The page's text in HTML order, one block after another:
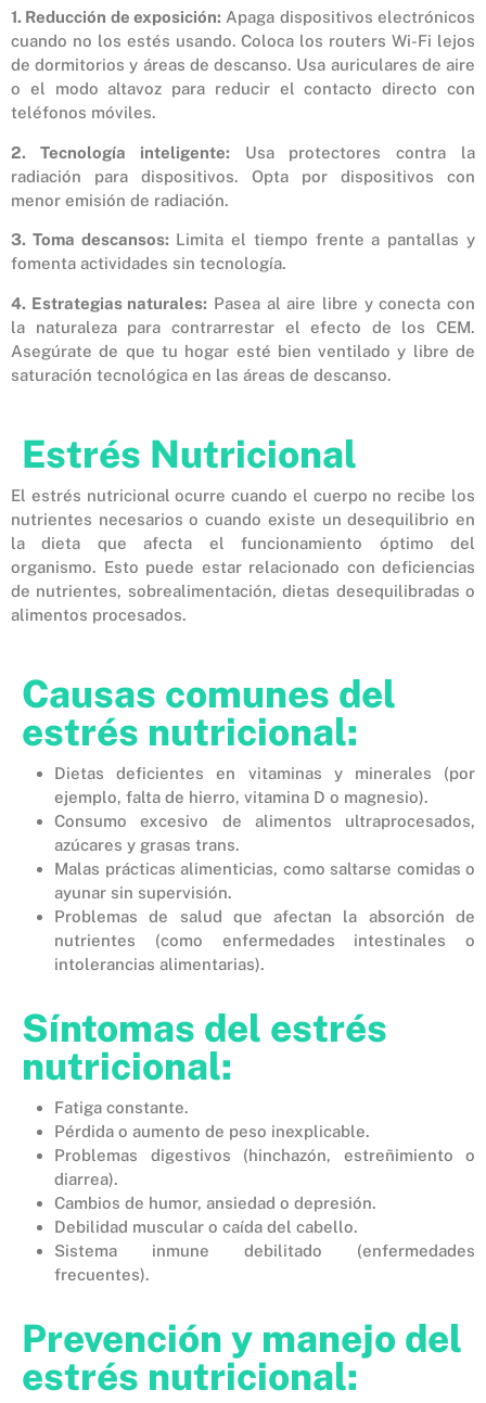
1. Reducción de exposición: Apaga dispositivos electrónicos
cuando no los estés usando. Coloca los routers Wi-Fi lejos
de dormitorios y áreas de descanso. Usa auriculares de aire
o el modo altavoz para reducir el contacto directo con
teléfonos móviles.
2. Tecnología inteligente: Usa protectores contra la
radiación para dispositivos. Opta por dispositivos con
menor emisión de radiación.
3. Toma descansos: Limita el tiempo frente a pantallas y
fomenta actividades sin tecnología.
4. Estrategias naturales: Pasea al aire libre y conecta con
la naturaleza para contrarrestar el efecto de los CEM.
Asegúrate de que tu hogar esté bien ventilado y libre de
saturación tecnológica en las áreas de descanso.
Estrés Nutricional
El estrés nutricional ocurre cuando el cuerpo no recibe los
nutrientes necesarios o cuando existe un desequilibrio en
la dieta que afecta el funcionamiento óptimo del
organismo. Esto puede estar relacionado con deficiencias
de nutrientes, sobrealimentación, dietas desequilibradas o
alimentos procesados.
Causas comunes del
estrés nutricional:
Dietas deficientes en vitaminas y minerales (por
ejemplo, falta de hierro, vitamina D o magnesio).
Consumo excesivo de alimentos ultraprocesados,
azúcares y grasas trans.
Malas prácticas alimenticias, como saltarse comidas o
ayunar sin supervisión.
Problemas de salud que afectan la absorción de
nutrientes (como enfermedades intestinales o
intolerancias alimentarias).
Síntomas del estrés
nutricional:
Fatiga constante.
Pérdida o aumento de peso inexplicable.
Problemas digestivos (hinchazón, estreñimiento o
diarrea).
Cambios de humor, ansiedad o depresión.
Debilidad muscular o caída del cabello.
Sistema inmune debilitado (enfermedades
frecuentes).
Prevención y manejo del
estrés nutricional: